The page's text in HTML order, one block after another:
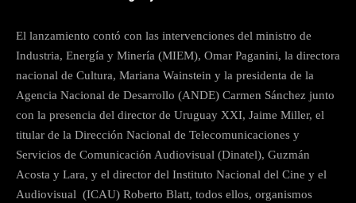
El lanzamiento contó con las intervenciones del ministro de
Industria, Energía y Minería (MIEM), Omar Paganini, la directora
nacional de Cultura, Mariana Wainstein y la presidenta de la
Agencia Nacional de Desarrollo (ANDE) Carmen Sánchez junto
con la presencia del director de Uruguay XXI, Jaime Miller, el
titular de la Dirección Nacional de Telecomunicaciones y
Servicios de Comunicación Audiovisual (Dinatel), Guzmán
Acosta y Lara, y el director del Instituto Nacional del Cine y el
Audiovisual (ICAU) Roberto Blatt, todos ellos, organismos